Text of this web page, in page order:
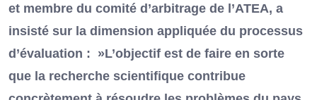
et membre du comité d’arbitrage de l’ATEA, a
insisté sur la dimension appliquée du processus
d’évaluation : »L’objectif est de faire en sorte
que la recherche scientifique contribue